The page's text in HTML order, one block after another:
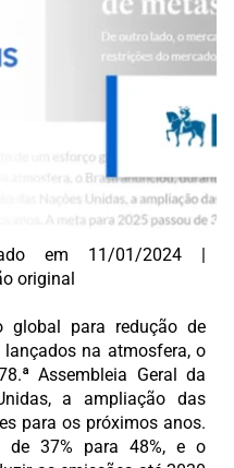
em 11/01/2024 |
original
global para redução de
na atmosfera, o
Assembleia Geral da
a ampliação das
para os próximos anos.
de 37% para 48%, e o